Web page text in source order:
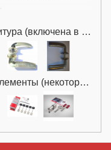
Возможная стандартная фурнитура (включена в цену):
Возможные дополнительные элементы (некоторые за дополнительную плату):